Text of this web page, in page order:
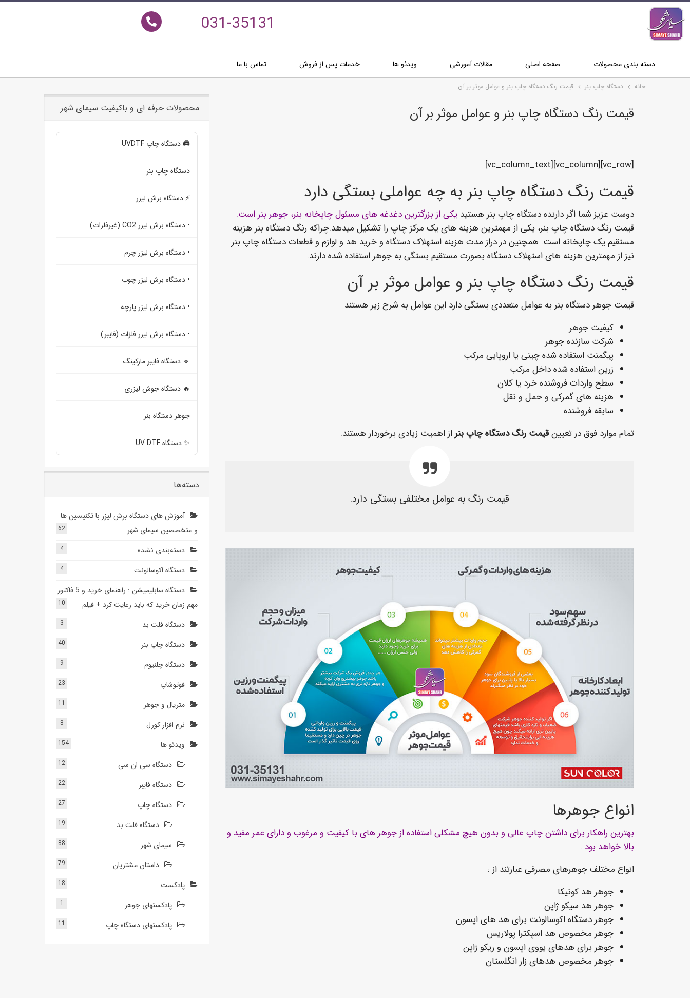
031-35131
دسته بندی محصولات صفحه اصلی مقالات آموزشی ویدئو ها خدمات پس از فروش تماس با ما
خانه دستگاه چاپ بنر قیمت رنگ دستگاه چاپ بنر و عوامل موثر بر آن
قیمت رنگ دستگاه چاپ بنر و عوامل موثر بر آن
[vc_row][vc_column][vc_column_text]
قیمت رنگ دستگاه چاپ بنر به چه عواملی بستگی دارد
دوست عزیز شما اگر دارنده دستگاه چاپ بنر هستید یکی از بزرگترین دغدغه های مسئول چاپخانه بنر، جوهر بنراست.
قیمت رنگ دستگاه چاپ بنر، یکی از مهمترین هزینه های یک مرکز چاپ را تشکیل میدهد.چراکه رنگ دستگاه بنر هزینه
مستقیم یک چاپخانه است. همچنین در دراز مدت هزینه استهلاک دستگاه و خرید هد و لوازم و قطعات دستگاه چاپ بنر
نیز از مهمترین هزینه های استهلاک دستگاه بصورت مستقیم بستگی به جوهر استفاده شده دارند.
قیمت رنگ دستگاه چاپ بنر و عوامل موثر بر آن
قیمت جوهر دستگاه بنر به عوامل متعددی بستگی دارد این عوامل به شرح زیر هستند
کیفیت جوهر
شرکت سازنده جوهر
پیگمنت استفاده شده چینی یا اروپایی مرکب
زرین استفاده شده داخل مرکب
سطح واردات فروشنده خرد یا کلان
هزینه های گمرکی و حمل و نقل
سابقه فروشنده
تمام موارد فوق در تعیینقیمت رنگ دستگاه چاپ بنراز اهمیت زیادی برخوردار هستند.
قیمت رنگ به عوامل مختلفی بستگی دارد.
انواع جوهرها
بهترین راهکار برای داشتن چاپ عالی و بدون هیچ مشکلی استفاده از جوهر های با کیفیت و مرغوب و دارای عمر مفید و
بالا خواهد بود .
انواع مختلف جوهرهای مصرفی عبارتند از :
جوهر هد کونیکا
جوهر هد سیکو ژاپن
جوهر دستگاه اکوسالونت برای هد های اپسون
جوهر مخصوص هد اسپکترا پولاریس
جوهر برای هدهای یووی اپسون و ریکو ژاپن
جوهر مخصوص هدهای زار انگلستان
محصولات حرفه ای و باکیفیت سیمای شهر
🖨️ دستگاه چاپ UVDTF
دستگاه چاپ بنر
⚡ دستگاه برش لیزر
• دستگاه برش لیزر CO2 (غیرفلزات)
• دستگاه برش لیزر چرم
• دستگاه برش لیزر چوب
• دستگاه برش لیزر پارچه
• دستگاه برش لیزر فلزات (فایبر)
🔹 دستگاه فایبر مارکینگ
🔥 دستگاه جوش لیزری
جوهر دستگاه بنر
✨ دستگاه UV DTF
دسته‌ها
آموزش های دستگاه برش لیزر با تکنیسین ها
و متخصصین سیمای شهر
62
دسته‌بندی نشده 4
دستگاه اکوسالونت 4
دستگاه سابلیمیشن : راهنمای خرید و 5 فاکتور
مهم زمان خرید که باید رعایت کرد + فیلم
10
دستگاه فلت بد 3
دستگاه چاپ بنر 40
دستگاه چلنیوم 9
فوتوشاپ 23
متریال و جوهر 11
نرم افزار کورل 8
ویدئو ها 154
دستگاه سی ان سی 12
دستگاه فایبر 22
دستگاه چاپ 27
دستگاه فلت بد 19
سیمای شهر 88
داستان مشتریان 79
پادکست 18
پادکستهای جوهر 1
پادکستهای دستگاه چاپ 11